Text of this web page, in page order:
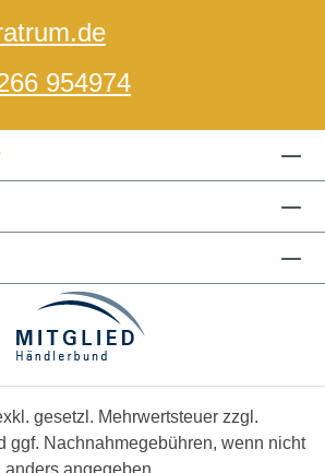
954974
gesetzl. Mehrwertsteuer zzgl.
ggf. Nachnahmegebühren, wenn nicht
anders angegeben.